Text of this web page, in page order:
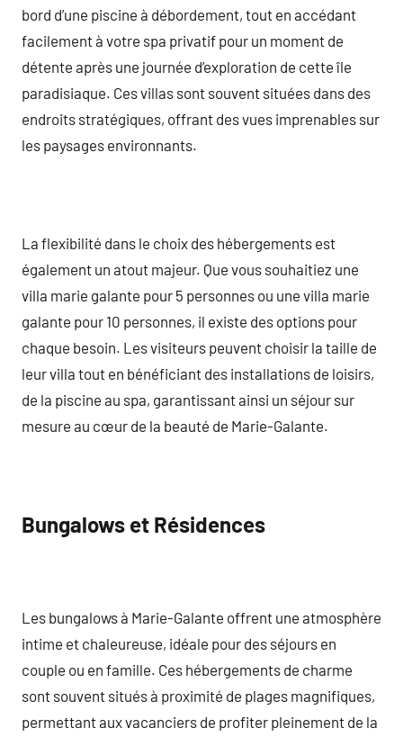
bord d’une piscine à débordement, tout en accédant
facilement à votre spa privatif pour un moment de
détente après une journée d’exploration de cette île
paradisiaque. Ces villas sont souvent situées dans des
endroits stratégiques, offrant des vues imprenables sur
les paysages environnants.
La flexibilité dans le choix des hébergements est
également un atout majeur. Que vous souhaitiez une
villa marie galante pour 5 personnes ou une villa marie
galante pour 10 personnes, il existe des options pour
chaque besoin. Les visiteurs peuvent choisir la taille de
leur villa tout en bénéficiant des installations de loisirs,
de la piscine au spa, garantissant ainsi un séjour sur
mesure au cœur de la beauté de Marie-Galante.
Bungalows et Résidences
Les bungalows à Marie-Galante offrent une atmosphère
intime et chaleureuse, idéale pour des séjours en
couple ou en famille. Ces hébergements de charme
sont souvent situés à proximité de plages magnifiques,
permettant aux vacanciers de profiter pleinement de la